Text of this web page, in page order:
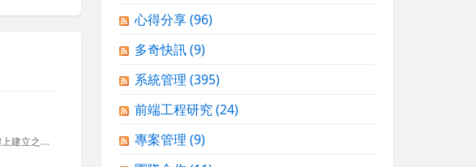
在 Microsoft SQL Server 之中有好幾個重要的系統資料庫，其中有個 model 資料庫 主要用來作為 SQL Server 執行個體上建立之所有新資料庫的範本。因為 SQL Serv
心得分享(96)
多奇快訊(9)
系統管理 (395)
前端工程研究(24)
專案管理 (9)